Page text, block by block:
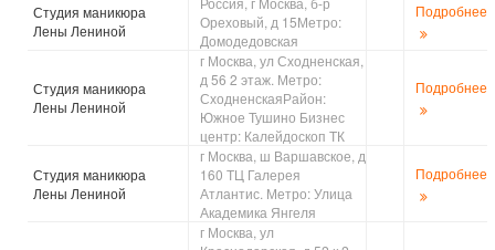
Студия маникюра
Лены Лениной
Ореховый, д 15Метро:
Домодедовская
Подробнее
Студия маникюра
Лены Лениной
г Москва, ул Сходненская,
д 56 2 этаж. Метро:
СходненскаяРайон:
Южное Тушино Бизнес
центр: Калейдоскоп ТК
Подробнее
Студия маникюра
Лены Лениной
г Москва, ш Варшавское, д
160 ТЦ Галерея
Атлантис. Метро: Улица
Академика Янгеля
Подробнее
г Москва, ул